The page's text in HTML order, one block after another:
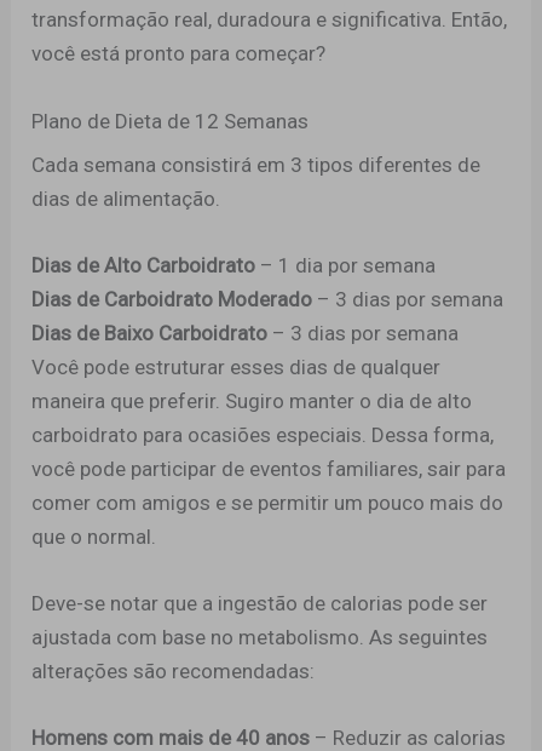
transformação real, duradoura e significativa. Então,
você está pronto para começar?
Plano de Dieta de 12 Semanas
Cada semana consistirá em 3 tipos diferentes de
dias de alimentação.
Dias de Alto Carboidrato – 1 dia por semana
Dias de Carboidrato Moderado – 3 dias por semana
Dias de Baixo Carboidrato – 3 dias por semana
Você pode estruturar esses dias de qualquer
maneira que preferir. Sugiro manter o dia de alto
carboidrato para ocasiões especiais. Dessa forma,
você pode participar de eventos familiares, sair para
comer com amigos e se permitir um pouco mais do
que o normal.
Deve-se notar que a ingestão de calorias pode ser
ajustada com base no metabolismo. As seguintes
alterações são recomendadas:
Homens com mais de 40 anos – Reduzir as calorias